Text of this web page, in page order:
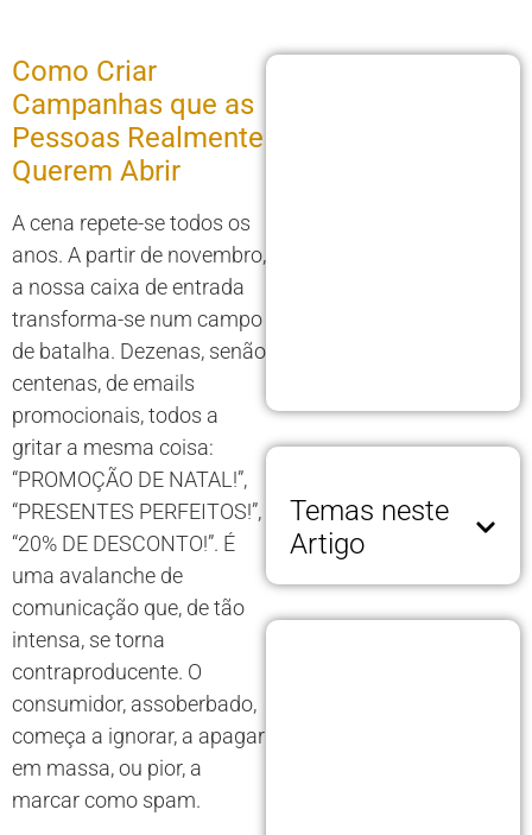
Como Criar
Campanhas que as
Pessoas Realmente
Querem Abrir
A cena repete-se todos os
anos. A partir de novembro,
a nossa caixa de entrada
transforma-se num campo
de batalha. Dezenas, senão
centenas, de emails
promocionais, todos a
gritar a mesma coisa:
“PROMOÇÃO DE NATAL!”,
“PRESENTES PERFEITOS!”,
“20% DE DESCONTO!”. É
uma avalanche de
comunicação que, de tão
intensa, se torna
contraproducente. O
consumidor, assoberbado,
começa a ignorar, a apagar
em massa, ou pior, a
marcar como spam.
Temas neste
Artigo